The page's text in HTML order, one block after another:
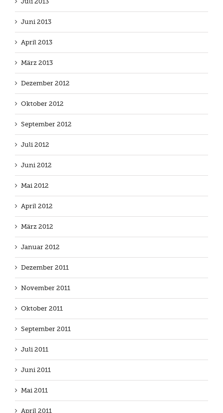
Juni 2013
April 2013
März 2013
Dezember 2012
Oktober 2012
September 2012
Juli 2012
Juni 2012
Mai 2012
April 2012
März 2012
Januar 2012
Dezember 2011
November 2011
Oktober 2011
September 2011
Juli 2011
Juni 2011
Mai 2011
April 2011